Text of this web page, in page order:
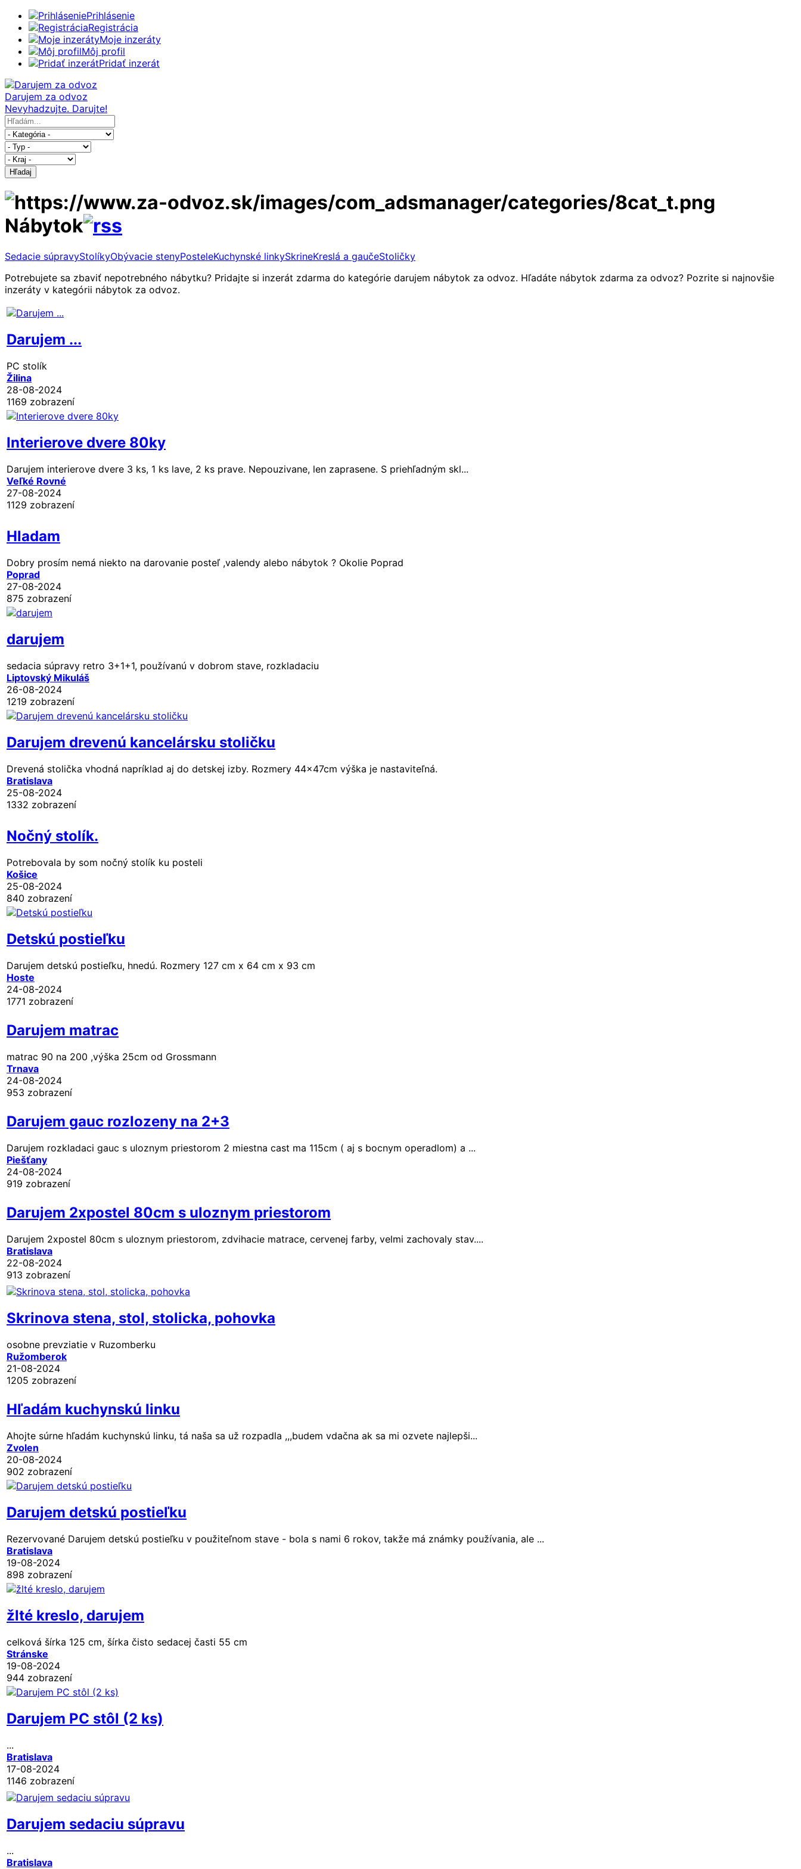
Prihlásenie
Registrácia
Moje inzeráty
Môj profil
Pridať inzerát
Darujem za odvoz
Nevyhadzujte. Darujte!
Hľadaj
Nábytok
Sedacie súpravyStolíkyObývacie stenyPosteleKuchynské linkySkrineKreslá a gaučeStoličky
Potrebujete sa zbaviť nepotrebného nábytku? Pridajte si inzerát zdarma do kategórie darujem nábytok za odvoz. Hľadáte nábytok zdarma za odvoz? Pozrite si najnovšie
inzeráty v kategórii nábytok za odvoz.
Darujem ...
PC stolík
Žilina
28-08-2024
1169 zobrazení
Interierove dvere 80ky
Darujem interierove dvere 3 ks, 1 ks lave, 2 ks prave. Nepouzivane, len zaprasene. S priehľadným skl...
Veľké Rovné
27-08-2024
1129 zobrazení
Hladam
Dobry prosím nemá niekto na darovanie posteľ ,valendy alebo nábytok ? Okolie Poprad
Poprad
27-08-2024
875 zobrazení
darujem
sedacia súpravy retro 3+1+1, používanú v dobrom stave, rozkladaciu
Liptovský Mikuláš
26-08-2024
1219 zobrazení
Darujem drevenú kancelársku stoličku
Drevená stolička vhodná napríklad aj do detskej izby. Rozmery 44x47cm výška je nastaviteľná.
Bratislava
25-08-2024
1332 zobrazení
Nočný stolík.
Potrebovala by som nočný stolík ku posteli
Košice
25-08-2024
840 zobrazení
Detskú postieľku
Darujem detskú postieľku, hnedú. Rozmery 127 cm x 64 cm x 93 cm
Hoste
24-08-2024
1771 zobrazení
Darujem matrac
matrac 90 na 200 ,výška 25cm od Grossmann
Trnava
24-08-2024
953 zobrazení
Darujem gauc rozlozeny na 2+3
Darujem rozkladaci gauc s uloznym priestorom 2 miestna cast ma 115cm ( aj s bocnym operadlom) a ...
Piešťany
24-08-2024
919 zobrazení
Darujem 2xpostel 80cm s uloznym priestorom
Darujem 2xpostel 80cm s uloznym priestorom, zdvihacie matrace, cervenej farby, velmi zachovaly stav....
Bratislava
22-08-2024
913 zobrazení
Skrinova stena, stol, stolicka, pohovka
osobne prevziatie v Ruzomberku
Ružomberok
21-08-2024
1205 zobrazení
Hľadám kuchynskú linku
Ahojte súrne hľadám kuchynskú linku, tá naša sa už rozpadla ,,,budem vdačna ak sa mi ozvete najlepši...
Zvolen
20-08-2024
902 zobrazení
Darujem detskú postieľku
Rezervované Darujem detskú postieľku v použiteľnom stave - bola s nami 6 rokov, takže má známky používania, ale ...
Bratislava
19-08-2024
898 zobrazení
žlté kreslo, darujem
celková šírka 125 cm, šírka čisto sedacej časti 55 cm
Stránske
19-08-2024
944 zobrazení
Darujem PC stôl (2 ks)
...
Bratislava
17-08-2024
1146 zobrazení
Darujem sedaciu súpravu
...
Bratislava